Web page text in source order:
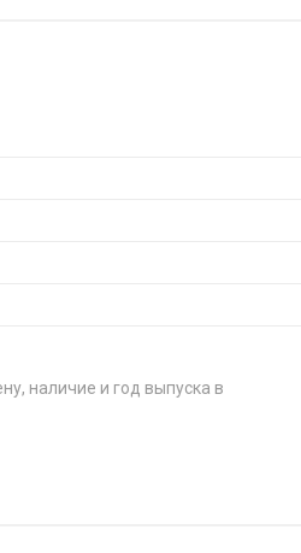
наличие и год выпуска в